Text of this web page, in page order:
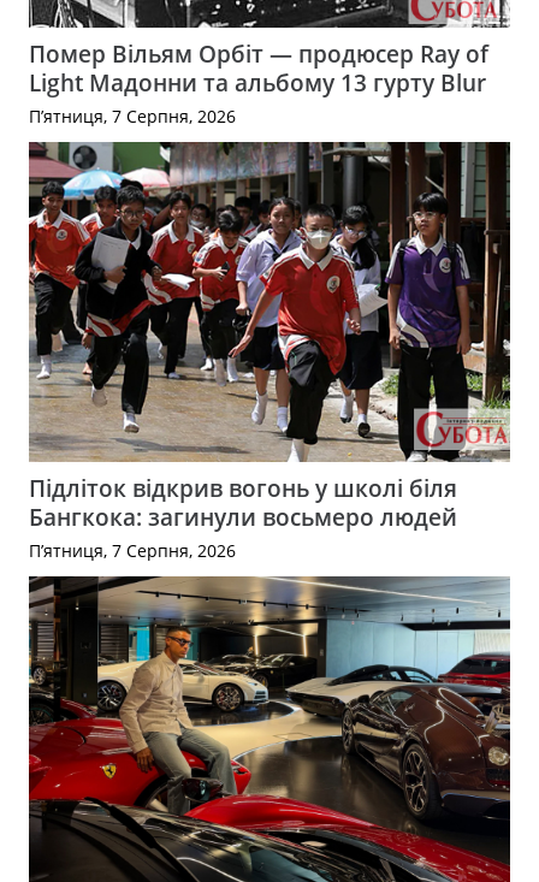
Помер Вільям Орбіт — продюсер Ray of
Light Мадонни та альбому 13 гурту Blur
П’ятниця, 7 Серпня, 2026
Підліток відкрив вогонь у школі біля
Бангкока: загинули восьмеро людей
П’ятниця, 7 Серпня, 2026